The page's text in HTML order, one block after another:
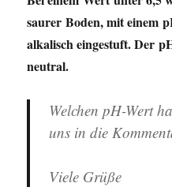
saurer Boden, mit einem
alkalisch eingestuft. Der
neutral.
Welchen pH-Wert
uns in die
Viele Grüße